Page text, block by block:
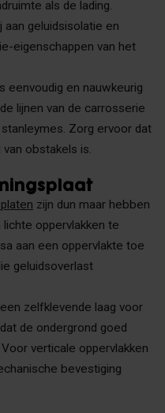
als de lading.
aan geluidsisolatie en
eigenschappen van het
eenvoudig en nauwkeurig
lijnen van de carrosserie
Zorg ervoor dat
van obstakels is.
zijn dun maar hebben
oppervlakken te
aan een oppervlakte toe
geluidsoverlast
zelfklevende laag voor
de ondergrond goed
verticale oppervlakken
bevestiging